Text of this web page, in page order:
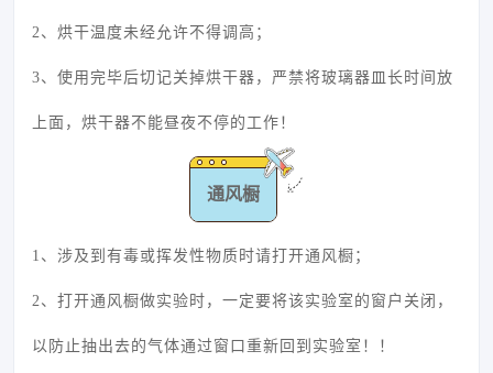
2、烘干温度未经允许不得调高；
3、使用完毕后切记关掉烘干器，严禁将玻璃器皿长时间放
上面，烘干器不能昼夜不停的工作！
通风橱
1、涉及到有毒或挥发性物质时请打开通风橱；
2、打开通风橱做实验时，一定要将该实验室的窗户关闭，
以防止抽出去的气体通过窗口重新回到实验室！！